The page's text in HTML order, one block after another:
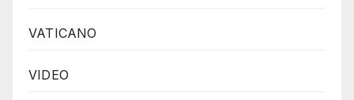
VATICANO
VIDEO